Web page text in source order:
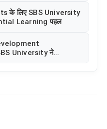
के लिए SBS University
Learning पहल
University ने